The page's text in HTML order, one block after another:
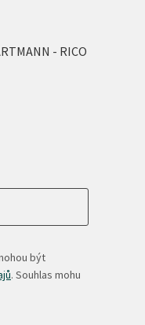
- RICO
být
. Souhlas mohu